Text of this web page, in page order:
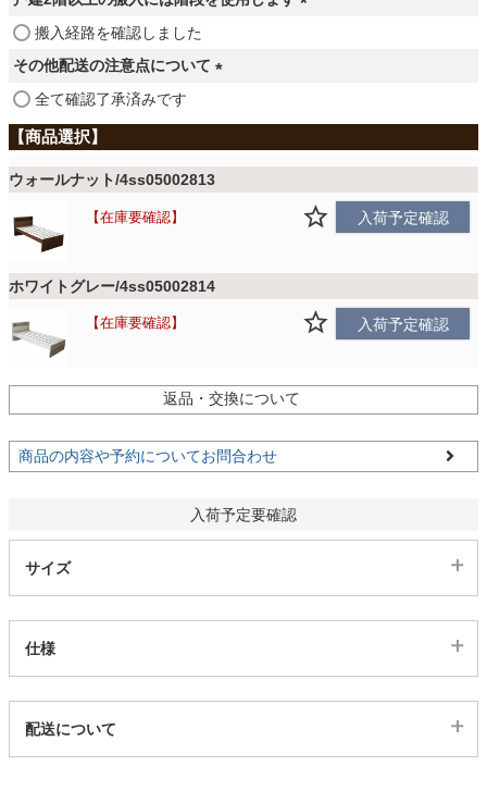
ラグ
マット
収納用品
生活用品
家電・照明器具
ガーデン
搬入経路を確認しました
その他配送の注意点について
必
須
)
全て確認了承済みです
ウォールナット/4ss05002813
在庫要確認 入荷予定確認
ホワイトグレー/4ss05002814
在庫要確認 入荷予定確認
返品・交換について
商品の内容や予約についてお問合わせ
入荷予定要確認
サイズ
仕様
4ss05002813
配送について